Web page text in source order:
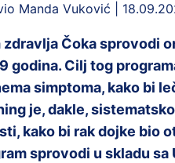
Manda Vuković |
zdravlja Čoka sprovodi
godina. Cilj tog
simptoma, kako bi
je, dakle,
kako bi rak dojke bio
sprovodi u skladu